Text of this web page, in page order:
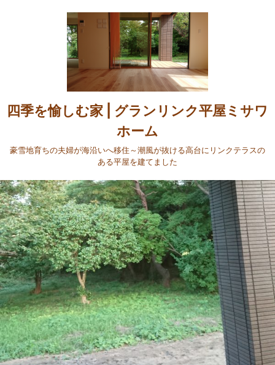
四季を愉しむ家 | グランリンク平屋ミサワ
ホーム
豪雪地育ちの夫婦が海沿いへ移住～潮風が抜ける高台にリンクテラスの
ある平屋を建てました